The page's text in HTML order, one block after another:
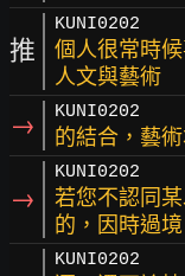
推
KUNI0202
個人很常時
人文與藝術
→ KUNI0202
的結合，藝
→
KUNI0202
若您不認同
的，因時過境
KUNI0202